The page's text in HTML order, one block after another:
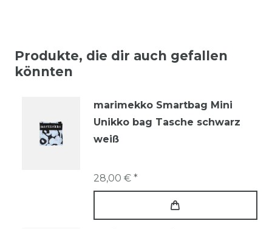
Produkte, die dir auch gefallen
könnten
marimekko Smartbag Mini
Unikko bag Tasche schwarz
weiß
28,00 € *